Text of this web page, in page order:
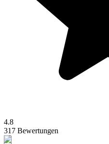
4.8
317 Bewertungen